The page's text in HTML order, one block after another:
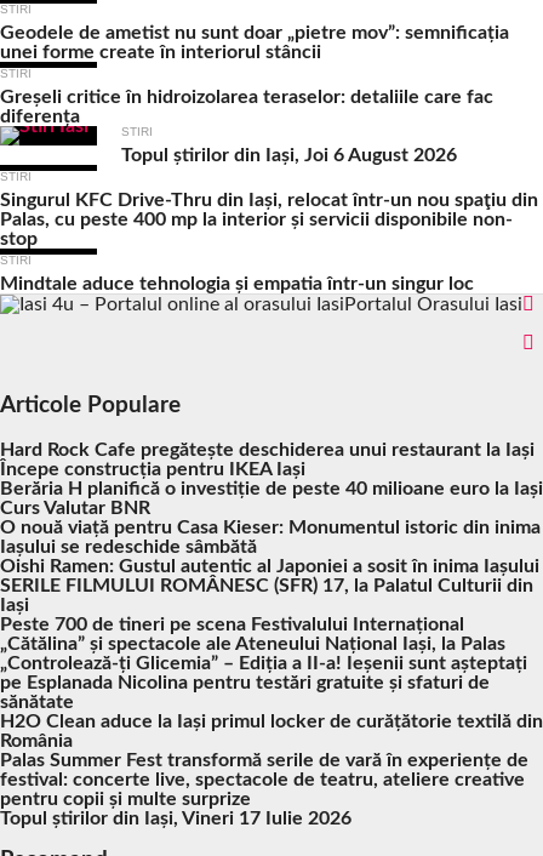
STIRI
Geodele de ametist nu sunt doar „pietre mov”: semnificația
unei forme create în interiorul stâncii
STIRI
Greșeli critice în hidroizolarea teraselor: detaliile care fac
diferența
STIRI
Topul știrilor din Iași, Joi 6 August 2026
STIRI
Singurul KFC Drive-Thru din Iași, relocat într-un nou spaţiu din
Palas, cu peste 400 mp la interior și servicii disponibile non-
stop
STIRI
Mindtale aduce tehnologia și empatia într-un singur loc
Portalul Orasului Iasi
Articole Populare
Hard Rock Cafe pregătește deschiderea unui restaurant la Iași
Începe construcția pentru IKEA Iași
Berăria H planifică o investiție de peste 40 milioane euro la Iași
Curs Valutar BNR
O nouă viață pentru Casa Kieser: Monumentul istoric din inima
Iașului se redeschide sâmbătă
Oishi Ramen: Gustul autentic al Japoniei a sosit în inima Iașului
SERILE FILMULUI ROMÂNESC (SFR) 17, la Palatul Culturii din
Iași
Peste 700 de tineri pe scena Festivalului Internațional
„Cătălina” și spectacole ale Ateneului Național Iași, la Palas
„Controlează-ți Glicemia” – Ediția a II-a! Ieșenii sunt așteptați
pe Esplanada Nicolina pentru testări gratuite și sfaturi de
sănătate
H2O Clean aduce la Iași primul locker de curățătorie textilă din
România
Palas Summer Fest transformă serile de vară în experiențe de
festival: concerte live, spectacole de teatru, ateliere creative
pentru copii și multe surprize
Topul știrilor din Iași, Vineri 17 Iulie 2026